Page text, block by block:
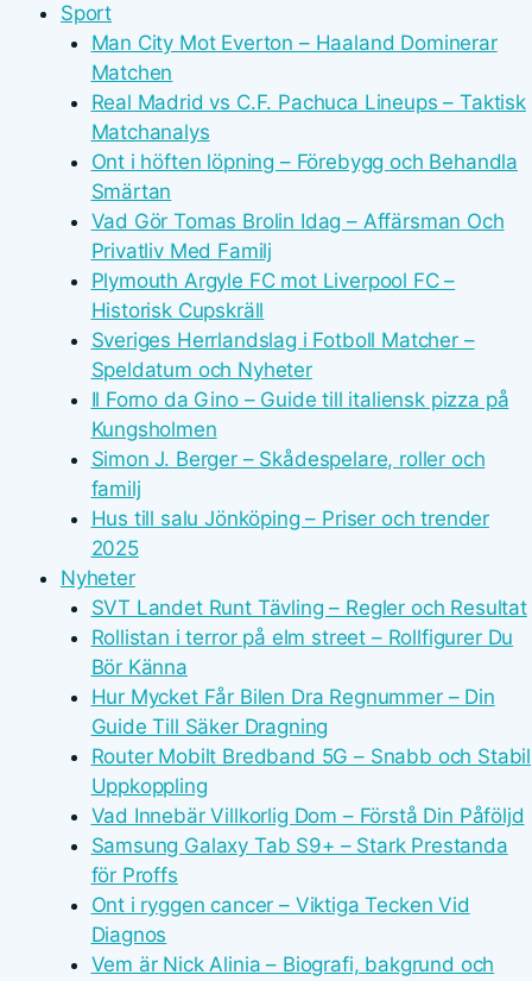
Sport
Man City Mot Everton – Haaland Dominerar
Matchen
Real Madrid vs C.F. Pachuca Lineups – Taktisk
Matchanalys
Ont i höften löpning – Förebygg och Behandla
Smärtan
Vad Gör Tomas Brolin Idag – Affärsman Och
Privatliv Med Familj
Plymouth Argyle FC mot Liverpool FC –
Historisk Cupskräll
Sveriges Herrlandslag i Fotboll Matcher –
Speldatum och Nyheter
Il Forno da Gino – Guide till italiensk pizza på
Kungsholmen
Simon J. Berger – Skådespelare, roller och
familj
Hus till salu Jönköping – Priser och trender
2025
Nyheter
SVT Landet Runt Tävling – Regler och Resultat
Rollistan i terror på elm street – Rollfigurer Du
Bör Känna
Hur Mycket Får Bilen Dra Regnummer – Din
Guide Till Säker Dragning
Router Mobilt Bredband 5G – Snabb och Stabil
Uppkoppling
Vad Innebär Villkorlig Dom – Förstå Din Påföljd
Samsung Galaxy Tab S9+ – Stark Prestanda
för Proffs
Ont i ryggen cancer – Viktiga Tecken Vid
Diagnos
Vem är Nick Alinia – Biografi, bakgrund och